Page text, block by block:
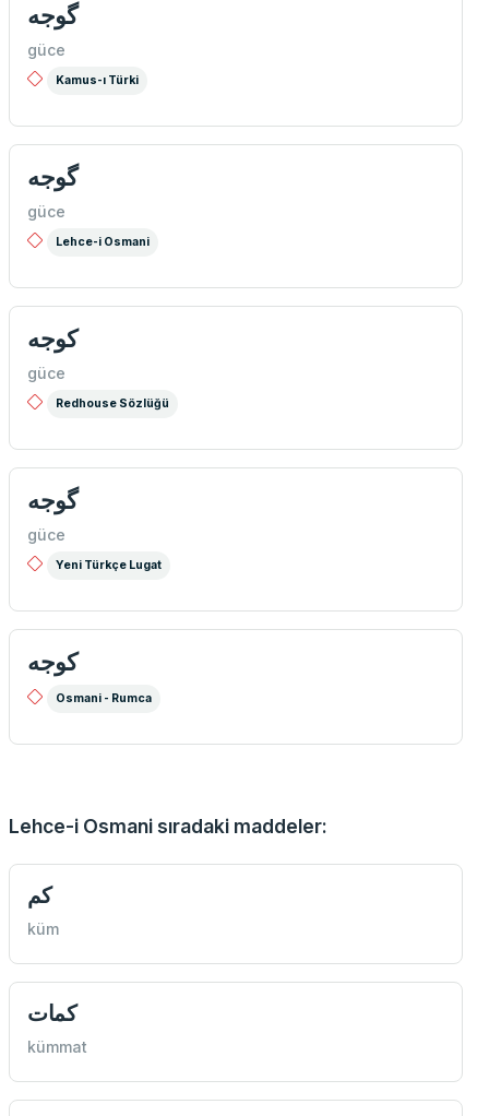
گوجه
güce
Kamus-ı Türki
گوجه
güce
Lehce-i Osmani
كوجه
güce
Redhouse Sözlüğü
گوجه
güce
Yeni Türkçe Lugat
كوجه
Osmani - Rumca
Lehce-i Osmani sıradaki maddeler:
كم
küm
كمات
kümmat